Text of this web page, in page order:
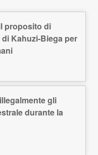
proposito di
Kahuzi-Biega per
gli
durante la